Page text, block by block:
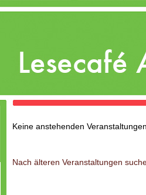
Keine anstehenden
Nach älteren Veranstaltungen